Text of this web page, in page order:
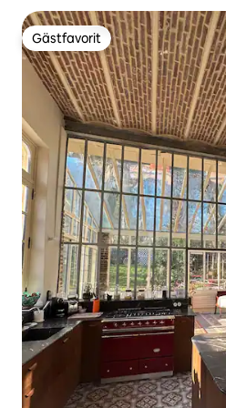
Gästfavorit
Gästfavorit